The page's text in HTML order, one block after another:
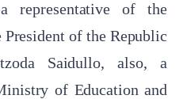
representative of the
of the Republic
Saidullo, also, a
of Education and